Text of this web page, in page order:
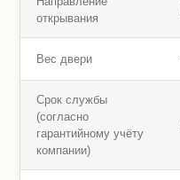
открывания
Вес двери
Срок службы
(согласно
гарантийному учёту
компании)